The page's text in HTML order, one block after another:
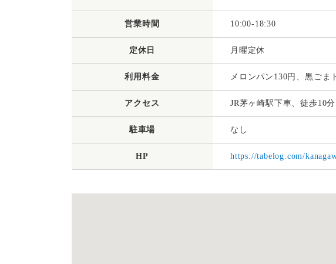
営業時間 10:00-18:30
定休日 月曜定休
利用料金 メロンパン130円、黒ごま
アクセス JR茅ヶ崎駅下車、徒歩10分
駐車場 なし
HP https://tabelog.com/